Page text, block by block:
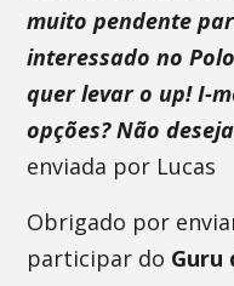
muito pendente
interessado no
quer levar o up! I-
opções? Não
enviada por Lucas
Obrigado por
participar do Guru